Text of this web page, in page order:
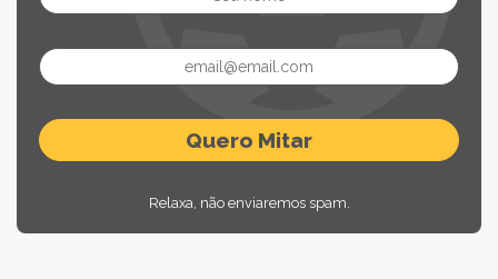
Relaxa, não enviaremos spam.